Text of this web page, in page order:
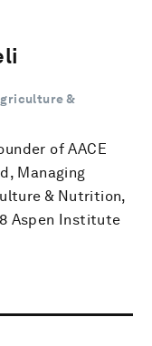
&
of AACE
Managing
& Nutrition,
Aspen Institute